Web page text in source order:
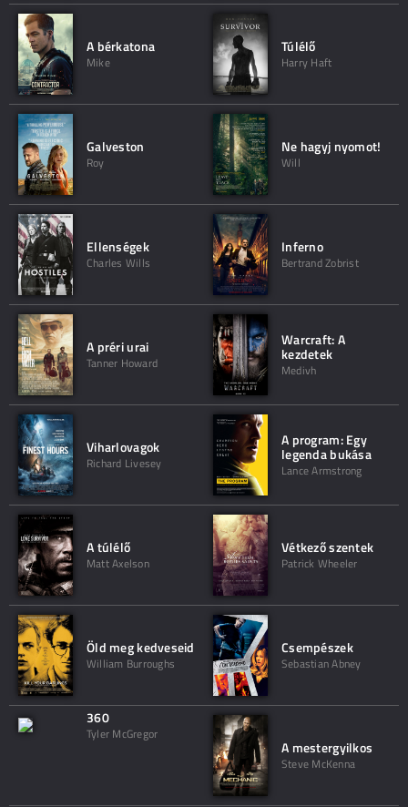
A bérkatona
Mike
Túlélő
Harry Haft
Galveston
Roy
Ne hagyj nyomot!
Will
Ellenségek
Charles Wills
Inferno
Bertrand Zobrist
A préri urai
Tanner Howard
Warcraft: A
kezdetek
Medivh
Viharlovagok
Richard Livesey
A program: Egy
legenda bukása
Lance Armstrong
A túlélő
Matt Axelson
Vétkező szentek
Patrick Wheeler
Öld meg kedveseid
William Burroughs
Csempészek
Sebastian Abney
360
Tyler McGregor
A mestergyilkos
Steve McKenna